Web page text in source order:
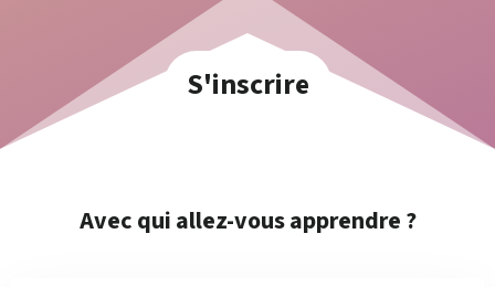
S'inscrire
Avec qui allez-vous apprendre ?